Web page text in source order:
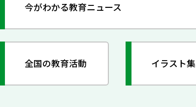
今がわかる教育ニュース
全国の教育活動 イラスト集